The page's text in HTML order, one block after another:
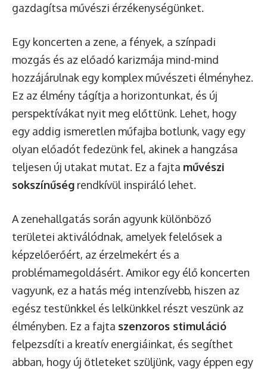
gazdagítsa művészi érzékenységünket.
Egy koncerten a zene, a fények, a színpadi
mozgás és az előadó karizmája mind-mind
hozzájárulnak egy komplex művészeti élményhez.
Ez az élmény tágítja a horizontunkat, és új
perspektívákat nyit meg előttünk. Lehet, hogy
egy addig ismeretlen műfajba botlunk, vagy egy
olyan előadót fedezünk fel, akinek a hangzása
teljesen új utakat mutat. Ez a fajta művészi
sokszínűség rendkívül inspiráló lehet.
A zenehallgatás során agyunk különböző
területei aktiválódnak, amelyek felelősek a
képzelőerőért, az érzelmekért és a
problémamegoldásért. Amikor egy élő koncerten
vagyunk, ez a hatás még intenzívebb, hiszen az
egész testünkkel és lelkünkkel részt veszünk az
élményben. Ez a fajta szenzoros stimuláció
felpezsdíti a kreatív energiáinkat, és segíthet
abban, hogy új ötleteket szüljünk, vagy éppen egy